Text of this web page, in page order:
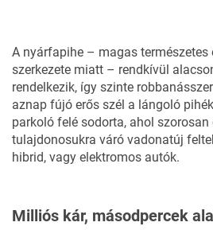
A nyárfapihe – magas
szerkezete miatt – rendkívül
rendelkezik, így szinte
aznap fújó erős szél a lángoló
parkoló felé sodorta, ahol
tulajdonosukra váró vadonatúj
hibrid, vagy elektromos autók.
Milliós kár, másodpercek